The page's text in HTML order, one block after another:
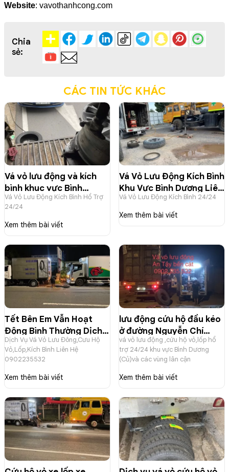
Website: vavothanhcong.com
Chia
sẻ:
CÁC TIN TỨC KHÁC
Vá vỏ lưu động và kích
bình khuc vực Bình
Dương (củ) và lân cận
liên hệ 0902235532
Vá Vỏ Lưu Động Kích Bình Hổ Trợ
24/24
Xem thêm bài viết
Vá Vỏ Lưu Động Kích Bình
Khu Vực Bình Dương Liên
Hệ 0902235532
Vá Vỏ Lưu Động Kích Bình 24/24
Xem thêm bài viết
Tết Bên Em Vẫn Hoạt
Động Bình Thường Dịch
Vụ Vá Vỏ Lưu Đông,Cưu
Hộ Vỏ,Lốp,Kích Bình
Dịch Vụ Vá Vỏ Lưu Đông,Cưu Hộ
Vỏ,Lốp,Kích Bình Liên Hệ
0902235532
Xem thêm bài viết
lưu động cứu hộ đầu kéo
ở đường Nguyễn Chí
Thah An Tây Bến Cát
(Bình Dương Củ)
vá vỏ lưu động ,cứu hộ vỏ,lốp hổ
trợ 24/24 khu vực Bình Dương
(Củ)và các vùng lân cận
Xem thêm bài viết